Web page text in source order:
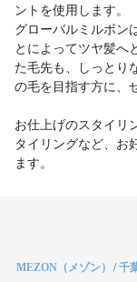
ントを使用します。
グローバルミルボン
とによってツヤ髪へ
た毛先も、しっとり
の毛を目指す方に、
お仕上げのスタイリ
タイリングなど、お
ます。
MEZON（メゾン） /千